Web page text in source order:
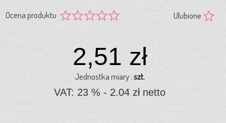
Ocena produktu Ulubione
2,51 zł
Jednostka miary :szt.
VAT: 23 % - 2.04 zł netto